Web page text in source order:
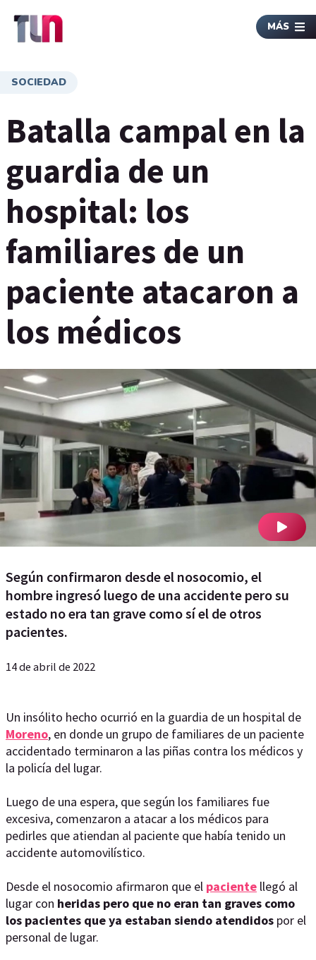
MÁS
SOCIEDAD
Batalla campal en la
guardia de un
hospital: los
familiares de un
paciente atacaron a
los médicos
Según confirmaron desde el nosocomio, el
hombre ingresó luego de una accidente pero su
estado no era tan grave como sí el de otros
pacientes.
14 de abril de 2022
Un insólito hecho ocurrió en la guardia de un hospital de
Moreno, en donde un grupo de familiares de un paciente
accidentado terminaron a las piñas contra los médicos y
la policía del lugar.
Luego de una espera, que según los familiares fue
excesiva, comenzaron a atacar a los médicos para
pedirles que atiendan al paciente que había tenido un
accidente automovilístico.
Desde el nosocomio afirmaron que el paciente llegó al
lugar con heridas pero que no eran tan graves como
los pacientes que ya estaban siendo atendidos por el
personal de lugar.